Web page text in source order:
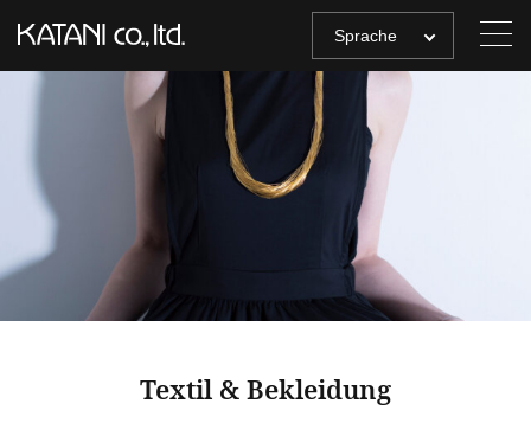
Sprache
Textil & Bekleidung